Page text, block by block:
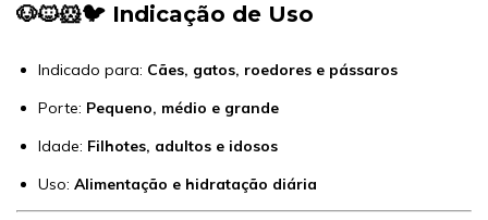
🐶🐱🐹🐦 Indicação de Uso
Indicado para: Cães, gatos, roedores e pássaros
Porte: Pequeno, médio e grande
Idade: Filhotes, adultos e idosos
Uso: Alimentação e hidratação diária